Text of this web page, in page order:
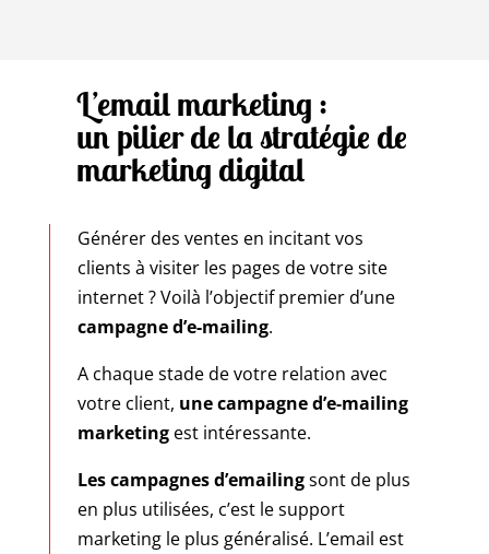
L’email marketing :
un pilier de la stratégie de
marketing digital
Générer des ventes en incitant vos
clients à visiter les pages de votre site
internet ? Voilà l’objectif premier d’une
campagne d’e-mailing.
A chaque stade de votre relation avec
votre client, une campagne d’e-mailing
marketingest intéressante.
Les campagnes d’emailingsont de plus
en plus utilisées, c’est le support
marketing le plus généralisé. L’email est